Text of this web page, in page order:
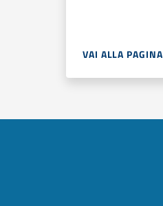
VAI ALLA PAGINA